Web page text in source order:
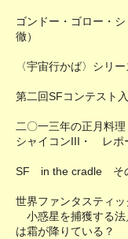
ゴンドー・ゴロー・
徹）
〈宇宙行かば〉シリ
第二回SFコンテスト
二〇一三年の正月料
シャイコンIII・ レポ
SF in the cradle そ
世界ファンタスティ
小惑星を捕獲する法
は霜が降りている？